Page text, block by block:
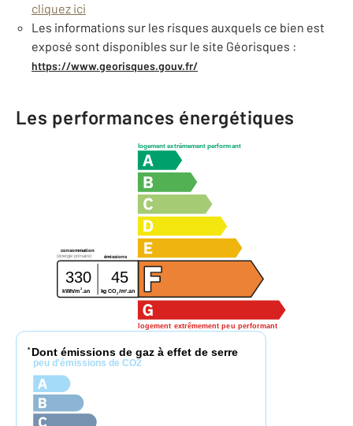
cliquez ici
Les informations sur les risques auxquels ce bien est
exposé sont disponibles sur le site Géorisques :
https://www.georisques.gouv.fr/
Les performances énergétiques
logement extrêmement performant
logement extrêmement peu performant
consommation
émissions
(énergie primaire)
330 45
kWh/m 2 .an kg CO2/m2 .an
* Dont émissions de gaz à effet de serre
peu d'émissions de CO2